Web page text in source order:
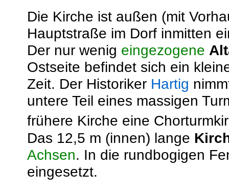
Die Kirche ist außen (mit
Hauptstraße im Dorf inmitten
Der nur wenig eingezogene
Ostseite befindet sich ein
Zeit. Der Historiker Hartig
untere Teil eines massigen
frühere Kirche eine
Das 12,5 m (innen) lange
Achsen. In die rundbogigen
eingesetzt.